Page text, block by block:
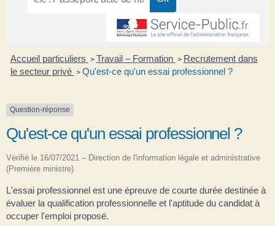
Accueil particuliers > Travail – Formation > Recrutement dans
le secteur privé > Qu'est-ce qu'un essai professionnel ?
Question-réponse
Qu'est-ce qu'un essai professionnel ?
Vérifié le 16/07/2021 – Direction de l'information légale et administrative
(Première ministre)
L'essai professionnel est une épreuve de courte durée destinée à
évaluer la qualification professionnelle et l'aptitude du candidat à
occuper l'emploi proposé.